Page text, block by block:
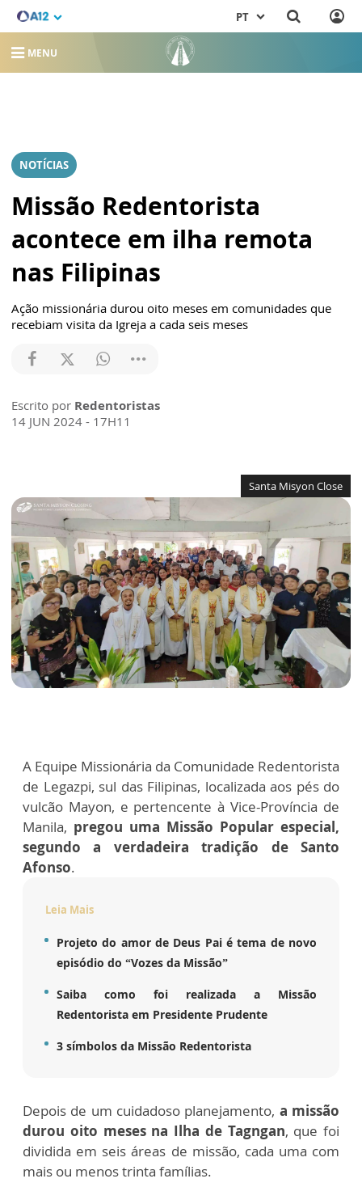
PT
MENU
NOTÍCIAS
Missão Redentorista
acontece em ilha remota
nas Filipinas
Ação missionária durou oito meses em comunidades que
recebiam visita da Igreja a cada seis meses
Escrito por Redentoristas
14 JUN 2024 - 17H11
Santa Misyon Close
A Equipe Missionária da Comunidade Redentorista
de Legazpi, sul das Filipinas, localizada aos pés do
vulcão Mayon, e pertencente à Vice-Província de
Manila, pregou uma Missão Popular especial,
segundo a verdadeira tradição de Santo
Afonso.
Leia Mais
Projeto do amor de Deus Pai é tema de novo
episódio do “Vozes da Missão”
Saiba como foi realizada a Missão
Redentorista em Presidente Prudente
3 símbolos da Missão Redentorista
Depois de um cuidadoso planejamento, a missão
durou oito meses na Ilha de Tagngan, que foi
dividida em seis áreas de missão, cada uma com
mais ou menos trinta famílias.